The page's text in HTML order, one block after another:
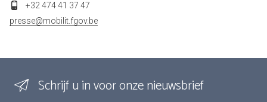
+32 474 41 37 47
presse@mobilit.fgov.be
Schrijf u in voor onze nieuwsbrief